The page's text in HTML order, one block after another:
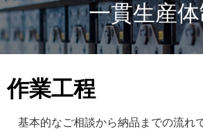
一貫生産体
作業工程
基本的なご相談から納品までの流れ